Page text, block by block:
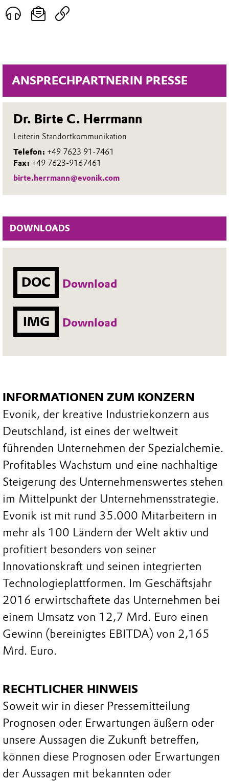
ANSPRECHPARTNERIN PRESSE
Dr. Birte C. Herrmann
Leiterin Standortkommunikation
Telefon: +49 7623 91-7461
Fax: +49 7623-9167461
birte.herrmann@evonik.com
DOWNLOADS
DOC Download
IMG Download
INFORMATIONEN ZUM KONZERN
Evonik, der kreative Industriekonzern aus
Deutschland, ist eines der weltweit
führenden Unternehmen der Spezialchemie.
Profitables Wachstum und eine nachhaltige
Steigerung des Unternehmenswertes stehen
im Mittelpunkt der Unternehmensstrategie.
Evonik ist mit rund 35.000 Mitarbeitern in
mehr als 100 Ländern der Welt aktiv und
profitiert besonders von seiner
Innovationskraft und seinen integrierten
Technologieplattformen. Im Geschäftsjahr
2016 erwirtschaftete das Unternehmen bei
einem Umsatz von 12,7 Mrd. Euro einen
Gewinn (bereinigtes EBITDA) von 2,165
Mrd. Euro.
RECHTLICHER HINWEIS
Soweit wir in dieser Pressemitteilung
Prognosen oder Erwartungen äußern oder
unsere Aussagen die Zukunft betreffen,
können diese Prognosen oder Erwartungen
der Aussagen mit bekannten oder